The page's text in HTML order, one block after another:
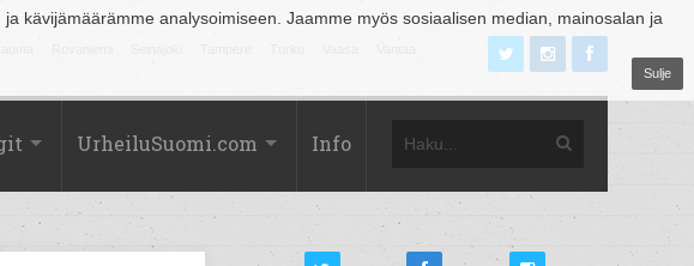
kävijämäärämme analysoimiseen. Jaamme myös sosiaalisen median, mainosalan ja
Sulje
UrheiluSuomi.com Info